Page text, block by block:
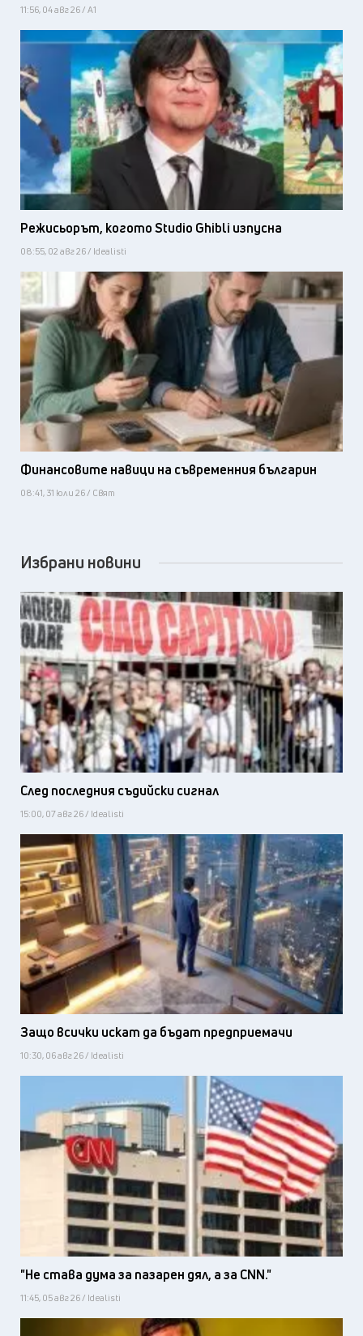
11:56, 04 авг 26 / А1
Режисьорът, когото Studio Ghibli изпусна
08:55, 02 авг 26 / Idealisti
Финансовите навици на съвременния българин
08:41, 31 юли 26 / Свят
Избрани новини
След последния съдийски сигнал
15:00, 07 авг 26 / Idealisti
Защо всички искат да бъдат предприемачи
10:30, 06 авг 26 / Idealisti
"Не става дума за пазарен дял, а за CNN."
11:45, 05 авг 26 / Idealisti